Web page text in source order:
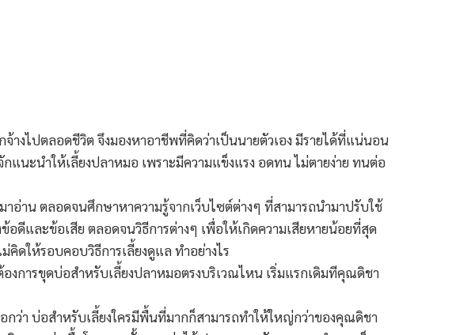
างไปตลอดชีวิต จึงมองหาอาชีพที่คิดว่าเป็นนายตัวเอง มีรายได้ที่แน่นอน
นะนำให้เลี้ยงปลาหมอ เพราะมีความแข็งแรง อดทน ไม่ตายง่าย ทนต่อ
อ่าน ตลอดจนศึกษาหาความรู้จากเว็บไซต์ต่างๆ ที่สามารถนำมาปรับใช้
ดีและข้อเสีย ตลอดจนวิธีการต่างๆ เพื่อให้เกิดความเสียหายน้อยที่สุด
ดให้รอบคอบวิธีการเลี้ยงดูแล ทำอย่างไร
การขุดบ่อสำหรับเลี้ยงปลาหมอตรงบริเวณไหน เริ่มแรกเดิมทีคุณดิชา
ว่า บ่อสำหรับเลี้ยงใครมีพื้นที่มากก็สามารถทำให้ใหญ่กว่าของคุณดิชา